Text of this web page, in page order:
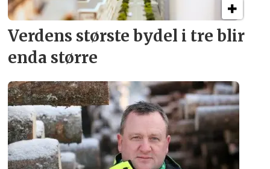
Verdens største bydel i tre blir
enda større